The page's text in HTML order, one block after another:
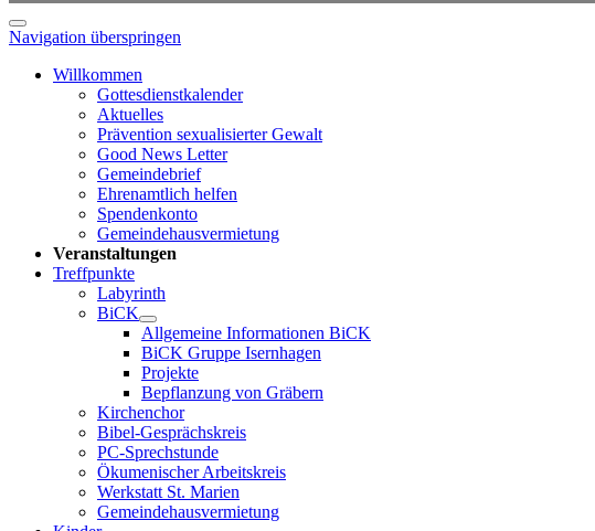
Navigation überspringen
Willkommen
Gottesdienstkalender
Aktuelles
Prävention sexualisierter Gewalt
Good News Letter
Gemeindebrief
Ehrenamtlich helfen
Spendenkonto
Gemeindehausvermietung
Veranstaltungen
Treffpunkte
Labyrinth
BiCK
Allgemeine Informationen BiCK
BiCK Gruppe Isernhagen
Projekte
Bepflanzung von Gräbern
Kirchenchor
Bibel-Gesprächskreis
PC-Sprechstunde
Ökumenischer Arbeitskreis
Werkstatt St. Marien
Gemeindehausvermietung